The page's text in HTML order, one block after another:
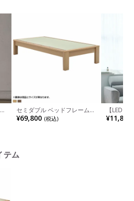
セミダブル ベッドフレーム
スミカ 畳ベッド ヘッドレス
高さ調節可能 すのこ 国産本
¥69,800 (税込)
【LED電
ライト 1
グライト
¥11,880
テム